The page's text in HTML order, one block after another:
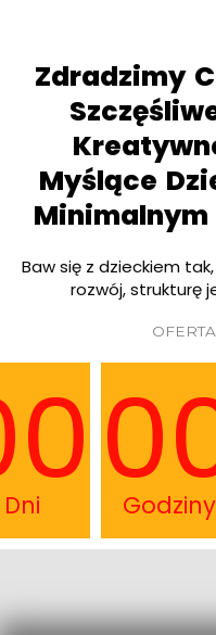
Zdradzimy
Myślące
Minimalnym
Baw się z dzieckiem
rozwój, strukturę
Dni Godziny